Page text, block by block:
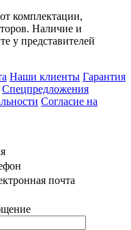
комплектации,
Наличие и
у представителей
Наши клиенты Гарантия
Спецпредложения
Согласие на
почта